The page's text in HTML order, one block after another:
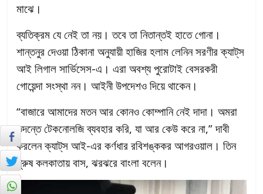
মাঝে।
ব্যতিক্রম যে নেই তা নয়। তবে তা নিতান্তই হাতে গোনা।
শান্তনুর দেওয়া ঠিকানা অনুযায়ী হাজির হলাম লেনিন সরণীর ক্যাট্‌স
আই লিগাল সার্ভিসেস-এ। এরা অবশ্য পুরোটাই বেসরকরী
গোয়েন্দা সংস্থা নন। আইনী উপদেশও দিয়ে থাকেন।
“বাজারে আমাদের মতন আর কোনও কোম্পানি নেই দাদা। অমরা
তদন্তে টেকনোলজি ব্যবহার করি, যা আর কেউ করে না,” দাবী
করলেন ক্যাট্‌স আই-এর কর্ণধার রবিশঙ্ককর আগরওয়াল। তিন
পুরুষ কলকাতায় বাস, ঝরঝরে বাংলা বলেন।